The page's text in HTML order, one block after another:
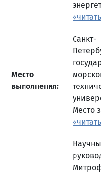
Место
выполнения:
Санкт-
Место